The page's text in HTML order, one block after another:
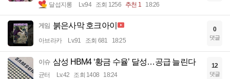
달섭지롱 Lv.94 조회 1256 추천 1 18:26
게임 붉은사막 호크아이
아브라카 Lv.91 조회 681 18:25
0
댓글
이슈 삼성 HBM4 ‘황금 수율’ 달성…공급 늘린다
균터 Lv.42 조회 1408 18:24
12
댓글